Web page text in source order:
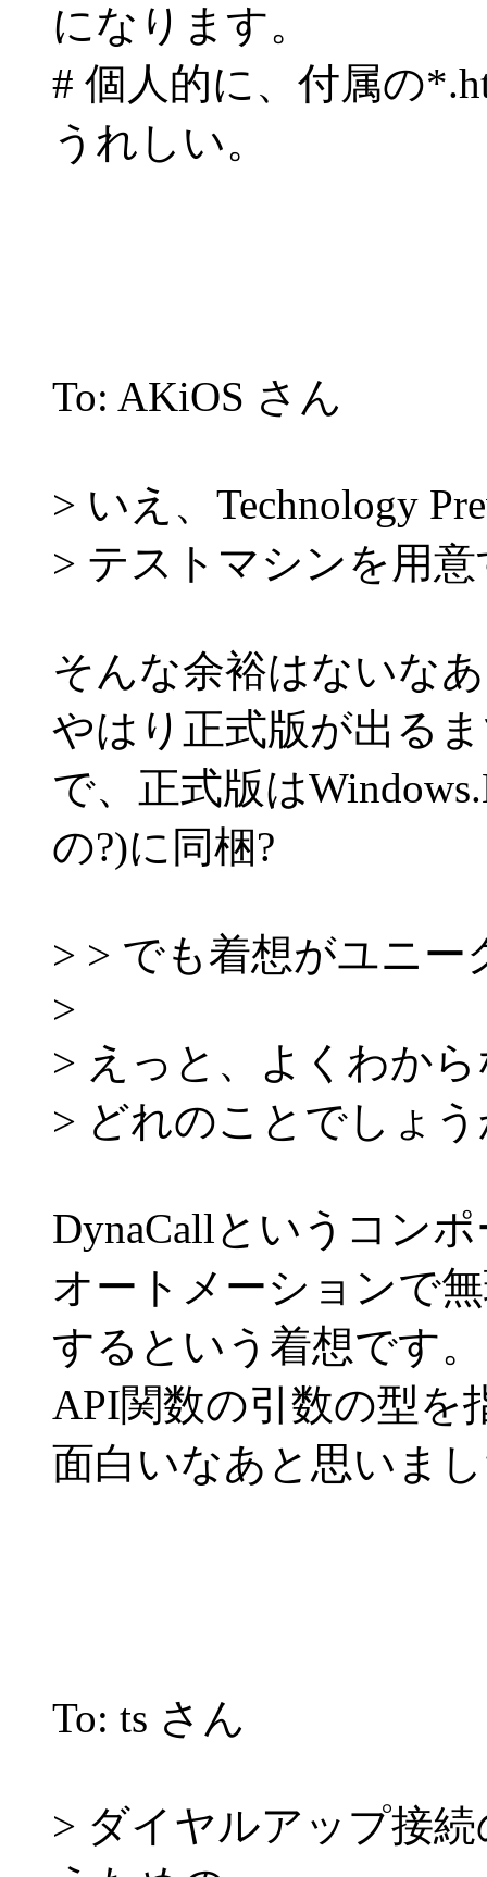
になります。
# 個人的に、付属の
うれしい。
To: AKiOS さん
> いえ、Technology
> テストマシンを用
そんな余裕はないな
やはり正式版が出る
で、正式版は
の?)に同梱?
> > でも着想がユニー
>
> えっと、よくわか
> どれのことでしょ
DynaCallというコン
オートメーションで
するという着想です。
API関数の引数の型を
面白いなあと思いま
To: ts さん
> ダイヤルアップ接